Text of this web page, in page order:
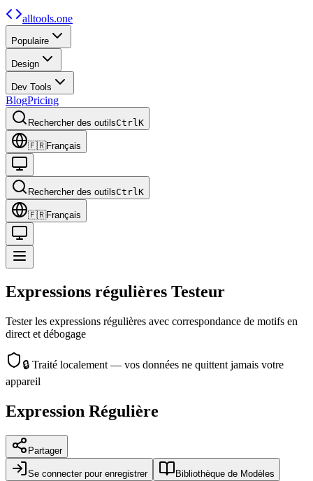
alltools.one
Populaire
Design
Dev Tools
BlogPricing
Rechercher des outilsCtrlK
🇫🇷Français
Rechercher des outilsCtrlK
🇫🇷Français
Expressions régulières Testeur
Tester les expressions régulières avec correspondance de motifs en
direct et débogage
🔒 Traité localement — vos données ne quittent jamais votre
appareil
Expression Régulière
Partager
Se connecter pour enregistrer Bibliothèque de Modèles